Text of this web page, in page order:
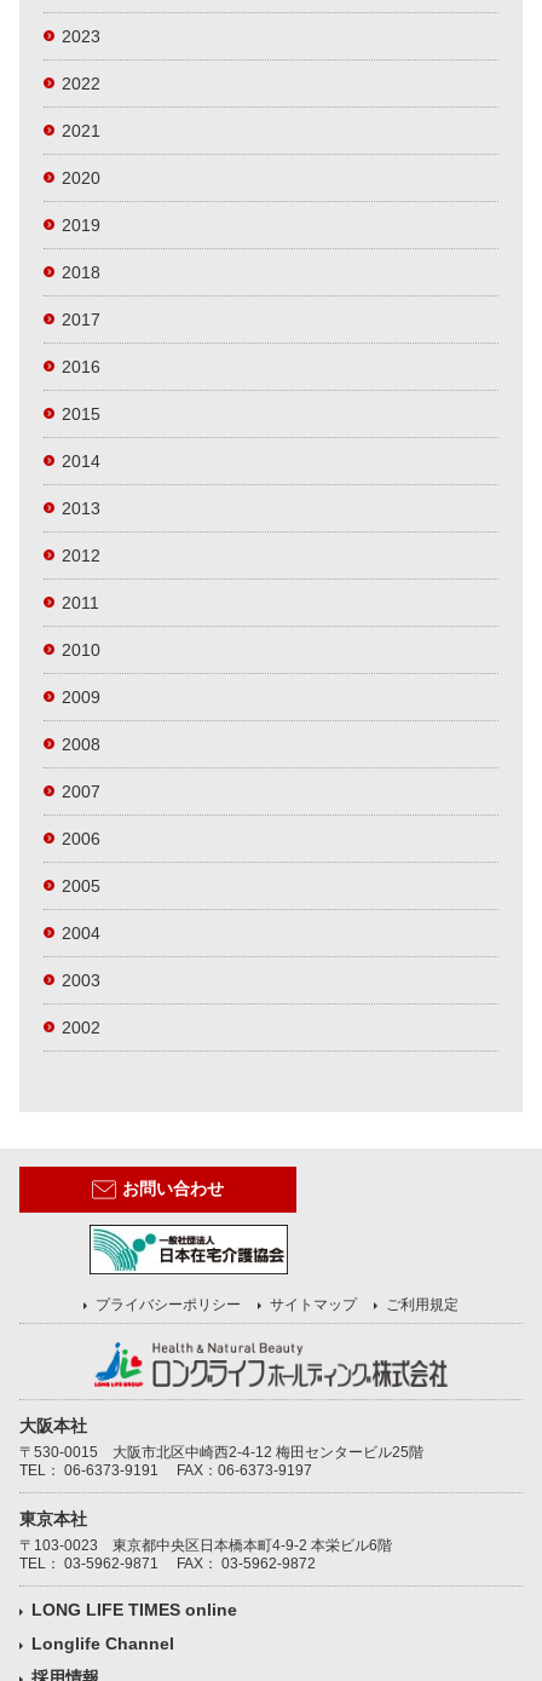
2023
2022
2021
2020
2019
2018
2017
2016
2015
2014
2013
2012
2011
2010
2009
2008
2007
2006
2005
2004
2003
2002
お問い合わせ
プライバシーポリシー サイトマップ ご利用規定
大阪本社
〒530-0015 大阪市北区中崎西2-4-12 梅田センタービル25階
TEL： 06-6373-9191 FAX：06-6373-9197
東京本社
〒103-0023 東京都中央区日本橋本町4-9-2 本栄ビル6階
TEL： 03-5962-9871 FAX： 03-5962-9872
LONG LIFE TIMES online
Longlife Channel
採用情報